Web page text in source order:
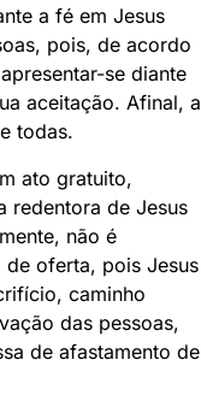
a fé em Jesus
pois, de acordo
se diante
aceitação. Afinal, a
todas.
ato gratuito,
redentora de Jesus
não é
oferta, pois Jesus
caminho
das pessoas,
de afastamento de